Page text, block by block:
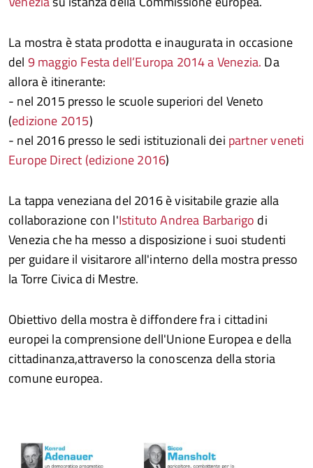
La mostra è stata prodotta e inaugurata in occasione
del 9 maggio Festa dell’Europa 2014 a Venezia. Da
allora è itinerante:
- nel 2015 presso le scuole superiori del Veneto
(edizione 2015)
- nel 2016 presso le sedi istituzionali dei partner veneti
Europe Direct (edizione 2016)
La tappa veneziana del 2016 è visitabile grazie alla
collaborazione con l'Istituto Andrea Barbarigo di
Venezia che ha messo a disposizione i suoi studenti
per guidare il visitarore all'interno della mostra presso
la Torre Civica di Mestre.
Obiettivo della mostra è diffondere fra i cittadini
europei la comprensione dell'Unione Europea e della
cittadinanza,attraverso la conoscenza della storia
comune europea.